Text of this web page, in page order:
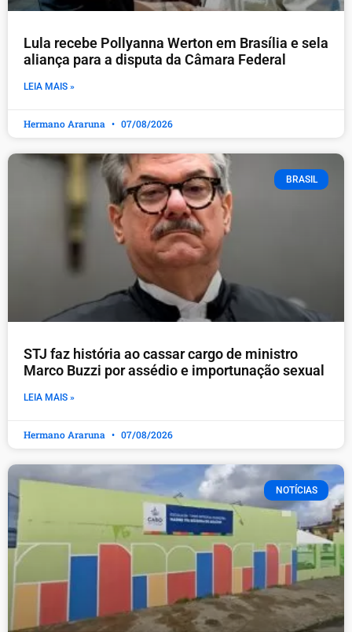
Lula recebe Pollyanna Werton em Brasília e sela
aliança para a disputa da Câmara Federal
LEIA MAIS »
Hermano Araruna 07/08/2026
BRASIL
STJ faz história ao cassar cargo de ministro
Marco Buzzi por assédio e importunação sexual
LEIA MAIS »
Hermano Araruna 07/08/2026
NOTÍCIAS